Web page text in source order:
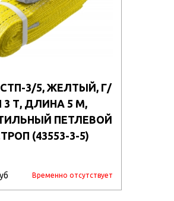
3/5, ЖЕЛТЫЙ, Г/
3 Т, ДЛИНА 5 М,
ПЕТЛЕВОЙ
(43553-3-5)
Временно отсутствует